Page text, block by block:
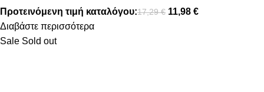
Προτεινόμενη τιμή καταλόγου:17,29€ 11,98 €
Διαβάστε περισσότερα
Sale Sold out